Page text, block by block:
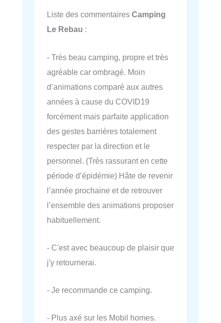
Liste des commentaires Camping
Le Rebau :
- Très beau camping, propre et très
agréable car ombragé. Moin
d’animations comparé aux autres
années à cause du COVID19
forcément mais parfaite application
des gestes barrières totalement
respecter par la direction et le
personnel. (Très rassurant en cette
période d’épidémie) Hâte de revenir
l’année prochaine et de retrouver
l’ensemble des animations proposer
habituellement.
- C'est avec beaucoup de plaisir que
j'y retournerai.
- Je recommande ce camping.
- Plus axé sur les Mobil homes.